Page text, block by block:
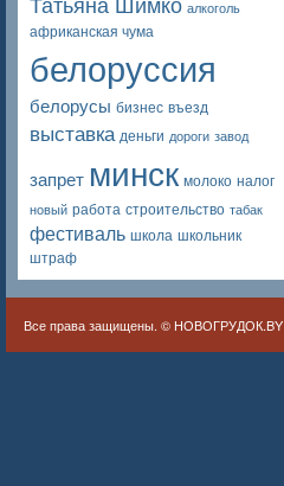
алкоголь
африканская чума
белоруссия
белорусы бизнес въезд
выставка деньги дороги завод
запрет минск молоко налог
новый работа строительство табак
фестиваль школа школьник
штраф
Все права защищены. © НОВОГРУДОК.BY